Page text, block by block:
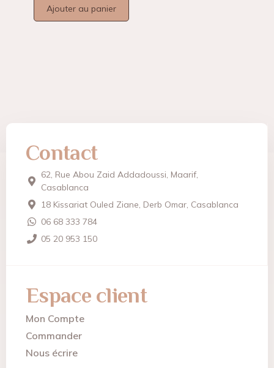
Ajouter au panier
Contact
62, Rue Abou Zaid Addadoussi, Maarif,
Casablanca
18 Kissariat Ouled Ziane, Derb Omar, Casablanca
06 68 333 784
05 20 953 150
Espace client
Mon Compte
Commander
Nous écrire